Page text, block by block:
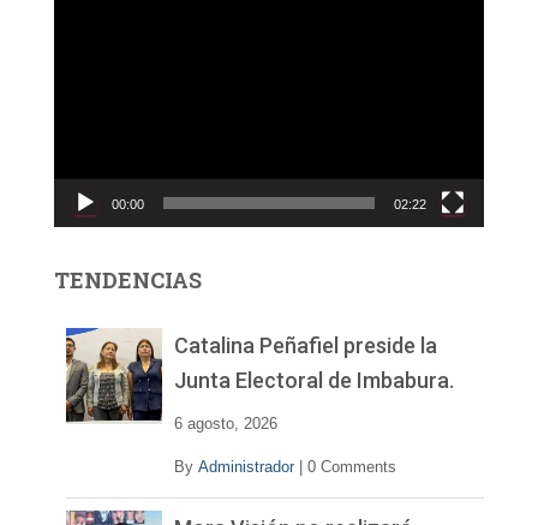
c
d
00:00 02:22
TENDENCIAS
Catalina Peñafiel preside la
Junta Electoral de Imbabura.
6 agosto, 2026
By Administrador 0 Comments